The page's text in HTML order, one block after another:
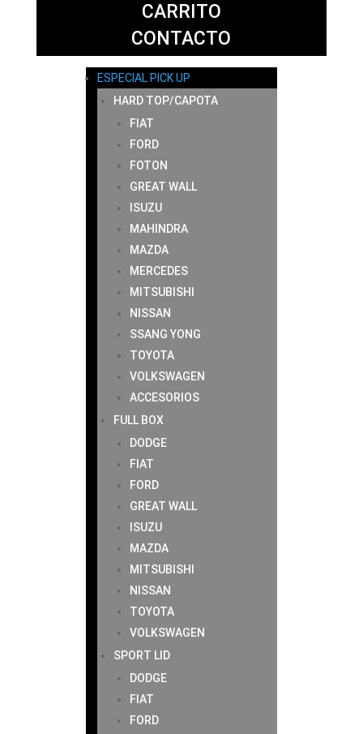
CARRITO
CONTACTO
ESPECIAL PICK UP
HARD TOP/CAPOTA
FIAT
FORD
FOTON
GREAT WALL
ISUZU
MAHINDRA
MAZDA
MERCEDES
MITSUBISHI
NISSAN
SSANG YONG
TOYOTA
VOLKSWAGEN
ACCESORIOS
FULL BOX
DODGE
FIAT
FORD
GREAT WALL
ISUZU
MAZDA
MITSUBISHI
NISSAN
TOYOTA
VOLKSWAGEN
SPORT LID
DODGE
FIAT
FORD